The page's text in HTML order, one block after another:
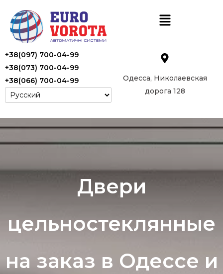
+38(097) 700-04-99
+38(073) 700-04-99
+38(066) 700-04-99
Одесса, Николаевская
дорога 128
Двери
цельностеклянные
на заказ в Одессе и